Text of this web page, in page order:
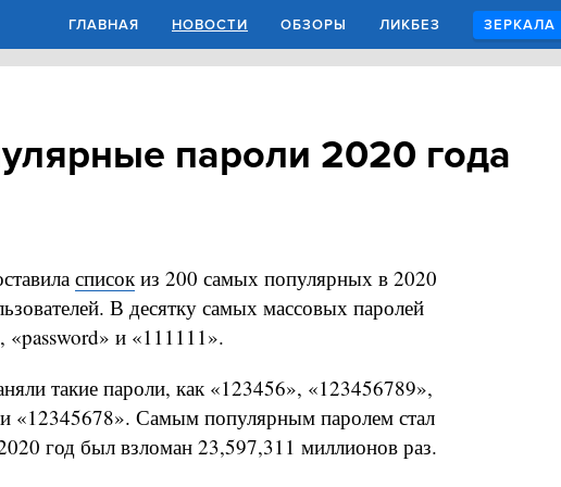
ГЛАВНАЯ НОВОСТИ ОБЗОРЫ ЛИКБЕЗ ЗЕРКАЛА
пароли 2020 года
списокиз 200 самых популярных в 2020
В десятку самых массовых паролей
и «111111».
такие пароли, как «123456», «123456789»,
«12345678». Самым популярным паролем стал
год был взломан 23,597,311 миллионов раз.